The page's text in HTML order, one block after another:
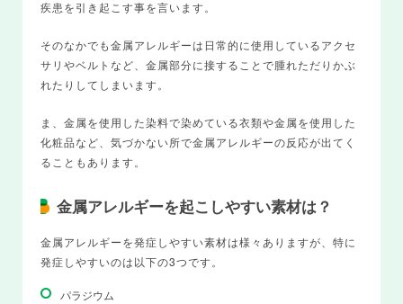
疾患を引き起こす事を言います。
そのなかでも金属アレルギーは日常的に使用しているアクセ
サリやベルトなど、金属部分に接することで腫れただりかぶ
れたりしてしまいます。
ま、金属を使用した染料で染めている衣類や金属を使用した
化粧品など、気づかない所で金属アレルギーの反応が出てく
ることもあります。
金属アレルギーを起こしやすい素材は？
金属アレルギーを発症しやすい素材は様々ありますが、特に
発症しやすいのは以下の3つです。
パラジウム